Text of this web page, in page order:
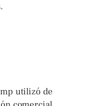
utilizó de